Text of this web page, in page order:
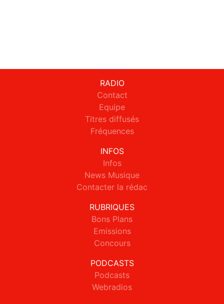
RADIO
Contact
Equipe
Titres diffusés
Fréquences
INFOS
Infos
News Musique
Contacter la rédac
RUBRIQUES
Bons Plans
Emissions
Concours
PODCASTS
Podcasts
Webradios